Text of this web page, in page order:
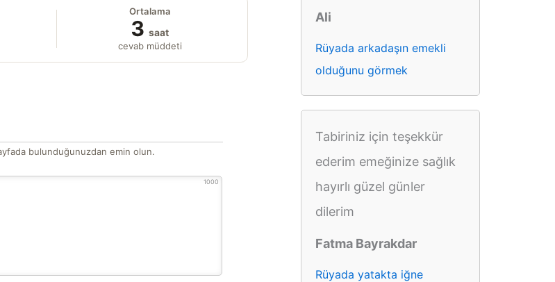
Ortalama
3 saat
cevab müddeti
bulunduğunuzdan emin olun.
1000
Ali
Rüyada arkadaşın emekli
olduğunu görmek
Tabiriniz için teşekkür
ederim emeğinize sağlık
hayırlı güzel günler
dilerim
Fatma Bayrakdar
Rüyada yatakta iğne